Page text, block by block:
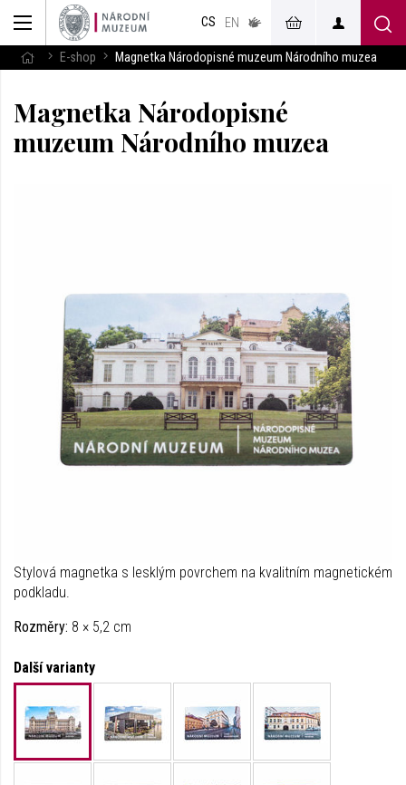
CS EN
v českém
jazyce
E-shop Magnetka Národopisné muzeum Národního muzea
Magnetka Národopisné
muzeum Národního muzea
Stylová magnetka s lesklým povrchem na kvalitním magnetickém
podkladu.
Rozměry: 8 × 5,2 cm
Další varianty